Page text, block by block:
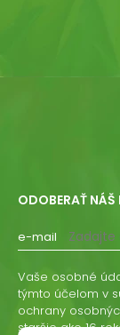
ODOBERAŤ NÁŠ
e-mail
Vaše osobné
týmto účelom v
ochrany
staršie ako 16